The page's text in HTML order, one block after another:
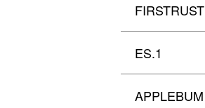
FIRSTRUST
ES.1
APPLEBUM